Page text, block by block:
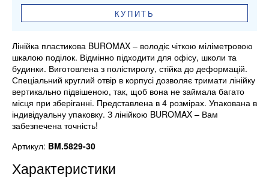
КУПИТЬ
Лінійка пластикова BUROMAX – володіє чіткою міліметровою
шкалою поділок. Відмінно підходити для офісу, школи та
будинки. Виготовлена з полістиролу, стійка до деформацій.
Спеціальний круглий отвір в корпусі дозволяє тримати лінійку
вертикально підвішеною, так, щоб вона не займала багато
місця при зберіганні. Представлена в 4 розмірах. Упакована в
індивідуальну упаковку. З лінійкою BUROMAX – Вам
забезпечена точність!
Артикул: BM.5829-30
Характеристики